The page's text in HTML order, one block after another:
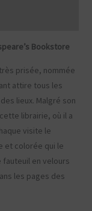
Bookstore
prisée, nommée
attire tous les
lieux. Malgré son
librairie, où il a
visite le
et colorée qui le
en velours
les pages des